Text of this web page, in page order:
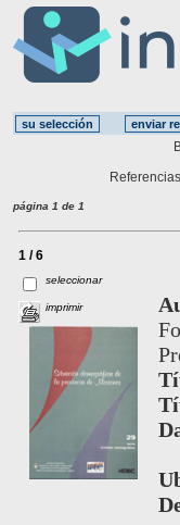
página 1 de 1
1 / 6
seleccionar
imprimir